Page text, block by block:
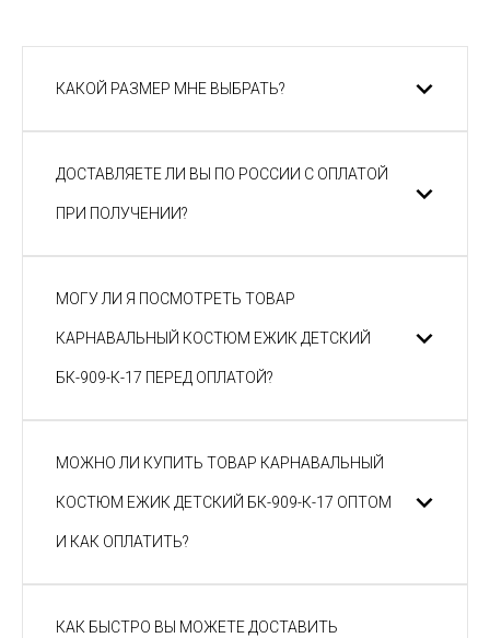
КАКОЙ РАЗМЕР МНЕ ВЫБРАТЬ?
ДОСТАВЛЯЕТЕ ЛИ ВЫ ПО РОССИИ С ОПЛАТОЙ
ПРИ ПОЛУЧЕНИИ?
МОГУ ЛИ Я ПОСМОТРЕТЬ ТОВАР
КАРНАВАЛЬНЫЙ КОСТЮМ ЕЖИК ДЕТСКИЙ
БК-909-К-17 ПЕРЕД ОПЛАТОЙ?
МОЖНО ЛИ КУПИТЬ ТОВАР КАРНАВАЛЬНЫЙ
КОСТЮМ ЕЖИК ДЕТСКИЙ БК-909-К-17 ОПТОМ
И КАК ОПЛАТИТЬ?
КАК БЫСТРО ВЫ МОЖЕТЕ ДОСТАВИТЬ